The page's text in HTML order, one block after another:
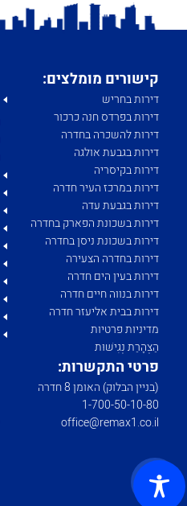
קישורים מומלצים:
דירות בחריש
דירות בפרדס חנה כרכור
דירות להשכרה בחדרה
דירות בגבעת אולגה
דירות בקיסריה
דירות במרכז העיר חדרה
דירות בגבעת עדה
דירות בשכונת הפארק בחדרה
דירות בשכונת ניסן בחדרה
דירות בחדרה הצעירה
דירות בעין הים חדרה
דירות בנווה חיים חדרה
דירות בבית אליעזר חדרה
מדיניות פרטיות
הַצְהָרַת נְגִישׁוּת
פרטי התקשרות:
(בניין הבלוק) האומן 8 חדרה
1­-700­-50-­10-­80
office@remax1.co.il